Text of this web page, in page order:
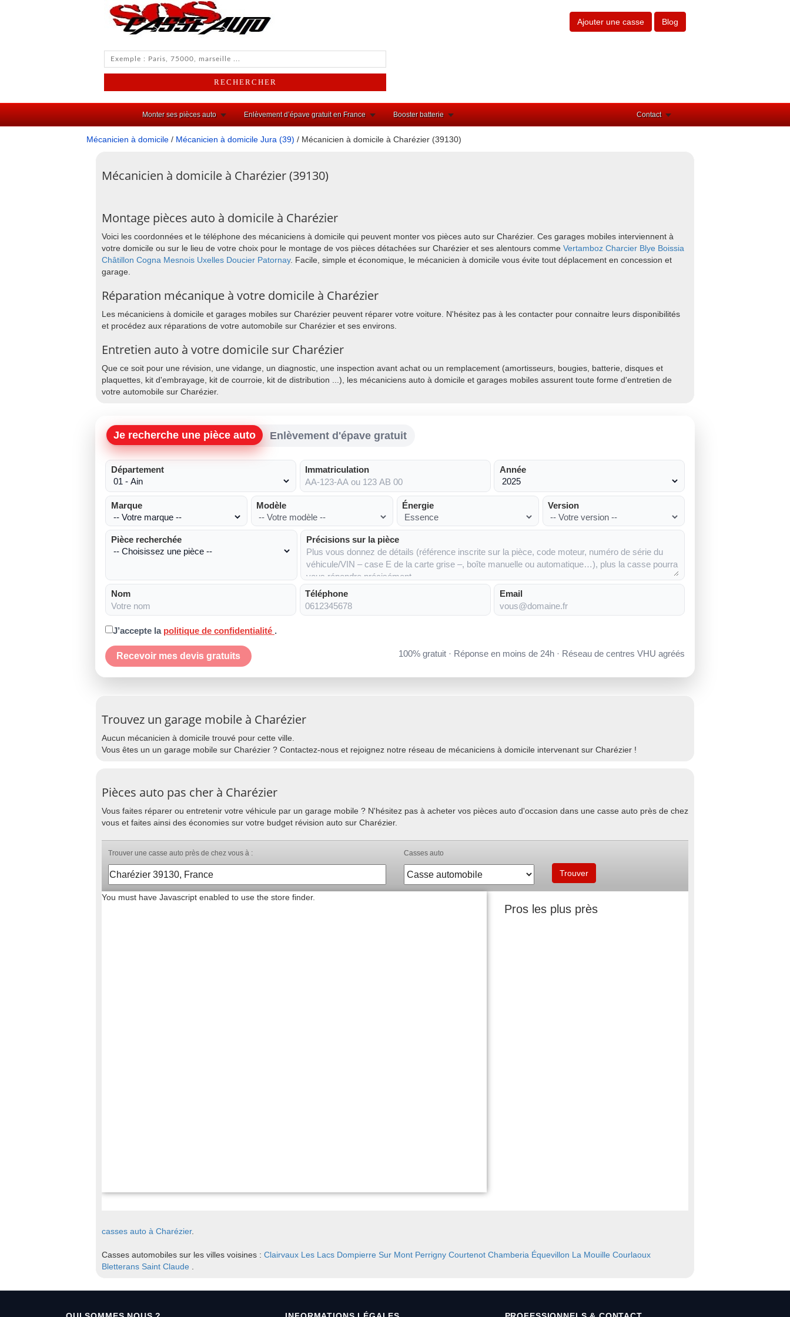
Ajouter une casse Blog
Monter ses pièces auto Enlèvement d’épave gratuit en France Booster batterie Contact
Mécanicien à domicile / Mécanicien à domicile Jura (39) / Mécanicien à domicile à Charézier (39130)
Mécanicien à domicile à Charézier (39130)
Montage pièces auto à domicile à Charézier
Voici les coordonnées et le téléphone des mécaniciens à domicile qui peuvent monter vos pièces auto sur Charézier. Ces garages mobiles interviennent à
votre domicile ou sur le lieu de votre choix pour le montage de vos pièces détachées sur Charézier et ses alentours comme Vertamboz Charcier Blye Boissia
Châtillon Cogna Mesnois Uxelles Doucier Patornay. Facile, simple et économique, le mécanicien à domicile vous évite tout déplacement en concession et
garage.
Réparation mécanique à votre domicile à Charézier
Les mécaniciens à domicile et garages mobiles sur Charézier peuvent réparer votre voiture. N'hésitez pas à les contacter pour connaitre leurs disponibilités
et procédez aux réparations de votre automobile sur Charézier et ses environs.
Entretien auto à votre domicile sur Charézier
Que ce soit pour une révision, une vidange, un diagnostic, une inspection avant achat ou un remplacement (amortisseurs, bougies, batterie, disques et
plaquettes, kit d'embrayage, kit de courroie, kit de distribution ...), les mécaniciens auto à domicile et garages mobiles assurent toute forme d'entretien de
votre automobile sur Charézier.
Je recherche une pièce auto Enlèvement d'épave gratuit
Département Immatriculation Année
Marque Modèle Énergie Version
Pièce recherchée Précisions sur la pièce
Nom Téléphone Email
J’accepte la politique de confidentialité .
Recevoir mes devis gratuits 100% gratuit · Réponse en moins de 24h · Réseau de centres VHU agréés
Trouvez un garage mobile à Charézier
Aucun mécanicien à domicile trouvé pour cette ville.
Vous êtes un un garage mobile sur Charézier ? Contactez-nous et rejoignez notre réseau de mécaniciens à domicile intervenant sur Charézier !
Pièces auto pas cher à Charézier
Vous faites réparer ou entretenir votre véhicule par un garage mobile ? N'hésitez pas à acheter vos pièces auto d'occasion dans une casse auto près de chez
vous et faites ainsi des économies sur votre budget révision auto sur Charézier.
casses auto à Charézier.
Casses automobiles sur les villes voisines : Clairvaux Les Lacs Dompierre Sur Mont Perrigny Courtenot Chamberia Équevillon La Mouille Courlaoux
Bletterans Saint Claude